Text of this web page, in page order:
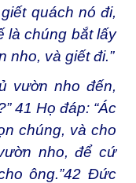
quách nó đi,
là chúng bắt lấy
nho, và giết đi.”
vườn nho đến,
41 Họ đáp: “Ác
chúng, và cho
nho, để cứ
ông.”42 Đức